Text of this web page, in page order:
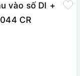
vào số DI +
CR